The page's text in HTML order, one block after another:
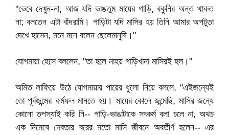
"ভেবে দেখুন-না, আজ যদি ভাঙতুম মায়ের গাড়ি, বকুনির অন্ত থাকত
না; বলতেন এটা বাঁদরামি। গাড়িটা যদি মাসির হয় তিনি আমার অপটুতা
দেখে হাসেন, মনে মনে বলেন ছেলেমানুষি।"
যোগমায়া হেসে বললেন, "তা হলে নাহয় গাড়িখানা মাসিরই হল।"
অমিত লাফিয়ে উঠে যোগমায়ার পায়ের ধুলো নিয়ে বললে, "এইজন্যেই
তো পূর্বজন্মের কর্মফল মানতে হয়। মায়ের কোলে জন্মেছি, মাসির জন্যে
কোনো তপস্যাই করি নি-- গাড়ি-ভাঙাটাকে সৎকর্ম বলা চলে না, অথচ
এক নিমেষে দেবতার বরের মতো মাসি জীবনে অবতীর্ণ হলেন-- এর